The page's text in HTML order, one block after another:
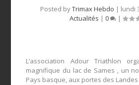
Posted byTrimax Hebdo | lundi
Actualités | 0 |
L’association Adour Triathlon
magnifique du lac de Sames , un
Pays basque, aux portes des